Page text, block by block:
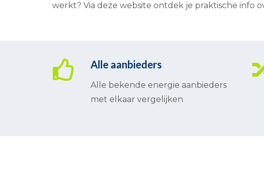
werkt? Via deze website ontdek je praktische info
Alle aanbieders
Alle bekende energie aanbieders
met elkaar vergelijken